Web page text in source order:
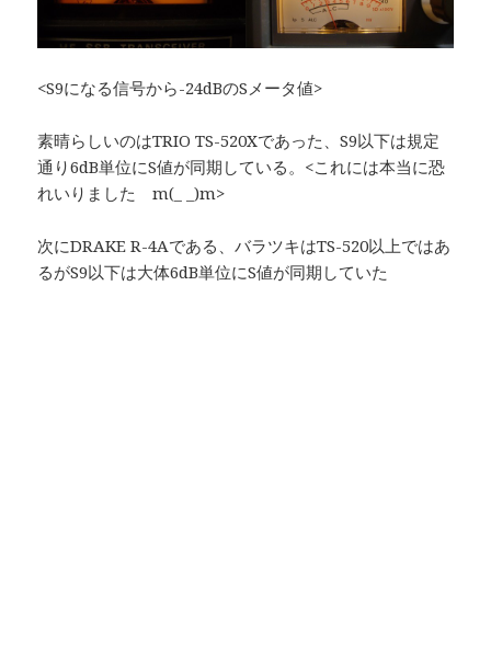
<S9になる信号から-24dBのSメータ値>
素晴らしいのはTRIO TS-520Xであった、S9以下は規定
通り6dB単位にS値が同期している。<これには本当に恐
れいりました m(_ _)m>
次にDRAKE R-4Aである、バラツキはTS-520以上ではあ
るがS9以下は大体6dB単位にS値が同期していた